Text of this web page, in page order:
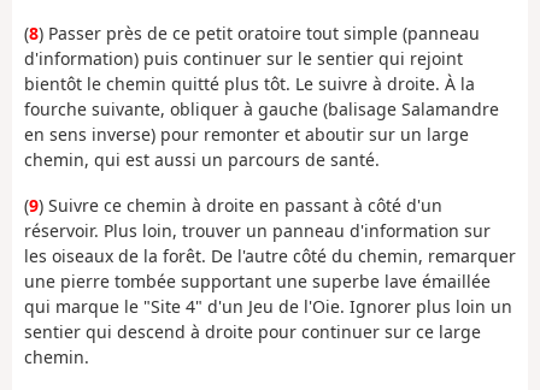
(8) Passer près de ce petit oratoire tout simple (panneau
d'information) puis continuer sur le sentier qui rejoint
bientôt le chemin quitté plus tôt. Le suivre à droite. À la
fourche suivante, obliquer à gauche (balisage Salamandre
en sens inverse) pour remonter et aboutir sur un large
chemin, qui est aussi un parcours de santé.
(9) Suivre ce chemin à droite en passant à côté d'un
réservoir. Plus loin, trouver un panneau d'information sur
les oiseaux de la forêt. De l'autre côté du chemin, remarquer
une pierre tombée supportant une superbe lave émaillée
qui marque le "Site 4" d'un Jeu de l'Oie. Ignorer plus loin un
sentier qui descend à droite pour continuer sur ce large
chemin.